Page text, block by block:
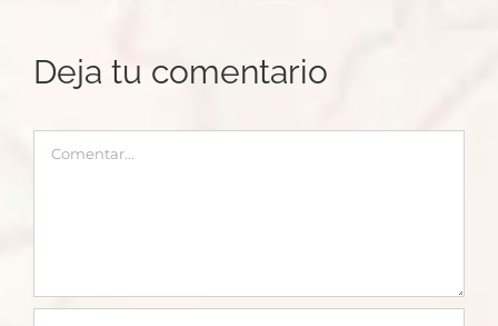
Deja tu comentario
Comentar